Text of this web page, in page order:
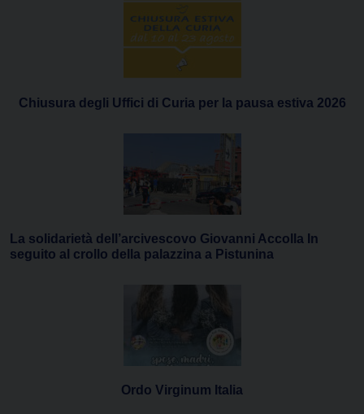
Chiusura degli Uffici di Curia per la pausa estiva 2026
La solidarietà dell’arcivescovo Giovanni Accolla In
seguito al crollo della palazzina a Pistunina
Ordo Virginum Italia